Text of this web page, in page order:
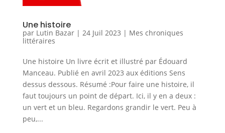
Une histoire
par Lutin Bazar| 24 Juil 2023 | Mes chroniques
littéraires
Une histoire Un livre écrit et illustré par Édouard
Manceau. Publié en avril 2023 aux éditions Sens
dessus dessous. Résumé :Pour faire une histoire, il
faut toujours un point de départ. Ici, il y en a deux :
un vert et un bleu. Regardons grandir le vert. Peu à
peu,...